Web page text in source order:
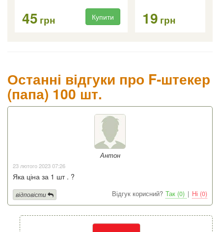
45 грн Купити 19 грн
Останні відгуки про F-штекер
(папа) 100 шт.
Антон
23 лютого 2023 07:26
Яка ціна за 1 шт . ?
Відгук корисний? Так (0) | Ні (0)
відповісти